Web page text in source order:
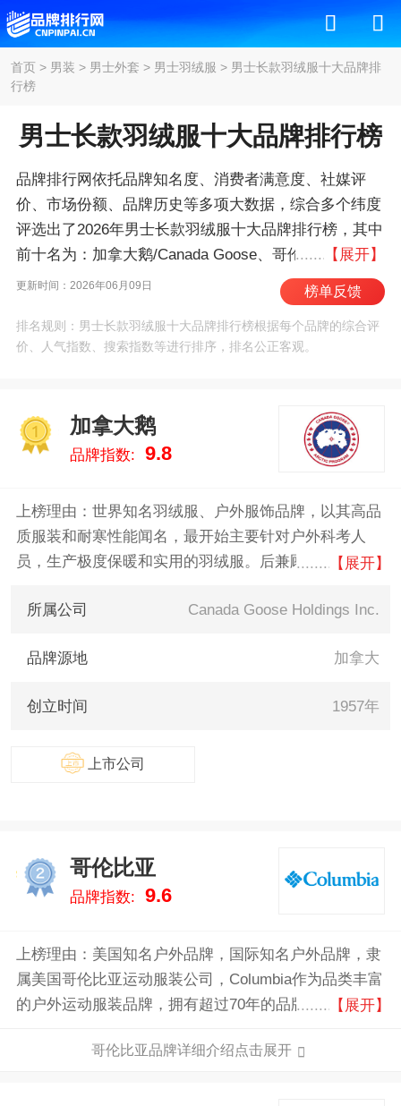
首页 > 男装 > 男士外套 > 男士羽绒服 > 男士长款羽绒服十大品牌排
行榜
男士长款羽绒服十大品牌排行榜
品牌排行网依托品牌知名度、消费者满意度、社媒评
价、市场份额、品牌历史等多项大数据，综合多个纬度
评选出了2026年男士长款羽绒服十大品牌排行榜，其中
前十名为：加拿大鹅/Canada Goose、哥伦比
亚/Columbia、盟可睐/Moncler、北面/THE NORTH
FACE、始祖鸟/ARCTERYX、土拨鼠/MARMOT、
Montbell、沃尔里奇/Woolrich、山浩/MOUNTAIN
HARDWEAR、慕斯纳可兹/Moose Knuckles 。我们致
【展开】
更新时间：2026年06月09日 榜单反馈
排名规则：男士长款羽绒服十大品牌排行榜根据每个品牌的综合评
价、人气指数、搜索指数等进行排序，排名公正客观。
加拿大鹅
品牌指数: 9.8
上榜理由：世界知名羽绒服、户外服饰品牌，以其高品
质服装和耐寒性能闻名，最开始主要针对户外科考人
员，生产极度保暖和实用的羽绒服。后兼顾了实用性和
装、童装及手套、围巾配饰等，于2018年进入中国市
【展开】
所属公司 Canada Goose Holdings Inc.
品牌源地 加拿大
创立时间 1957年
上市公司
2
哥伦比亚
品牌指数: 9.6
上榜理由：美国知名户外品牌，国际知名户外品牌，隶
属美国哥伦比亚运动服装公司，Columbia作为品类丰富
的户外运动服装品牌，拥有超过70年的品牌经验，旗下
【展开】
哥伦比亚品牌详细介绍点击展开